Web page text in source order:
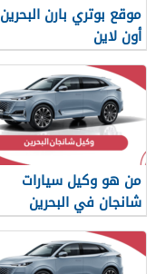
موقع بوتري بارن البحرين
أون لاين
من هو وكيل سيارات
شانجان في البحرين